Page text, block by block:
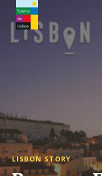
Logo di Turismo de
LISBON STORY